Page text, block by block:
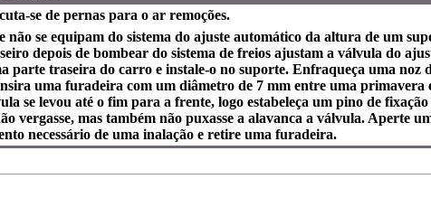
se de pernas para o ar remoções.
não se equipam do sistema do ajuste automático da altura de um
depois de bombear do sistema de freios ajustam a válvula do
parte traseira do carro e instale-o no suporte. Enfraqueça uma noz
uma furadeira com um diâmetro de 7 mm entre uma primavera
se levou até o fim para a frente, logo estabeleça um pino de
vergasse, mas também não puxasse a alavanca a válvula. Aperte
necessário de uma inalação e retire uma furadeira.